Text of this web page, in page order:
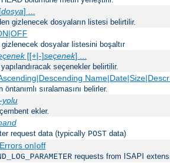
dosya] ...
gizlenecek dosyaların listesi belirtilir.
dosyalar listesini boşaltır
[[+|-]seçenek] ...
seçenekler belirtilir.
sıralamasını belirler.
yolu
ekler.
request data (typically POST data)
on|off
requests from ISAPI